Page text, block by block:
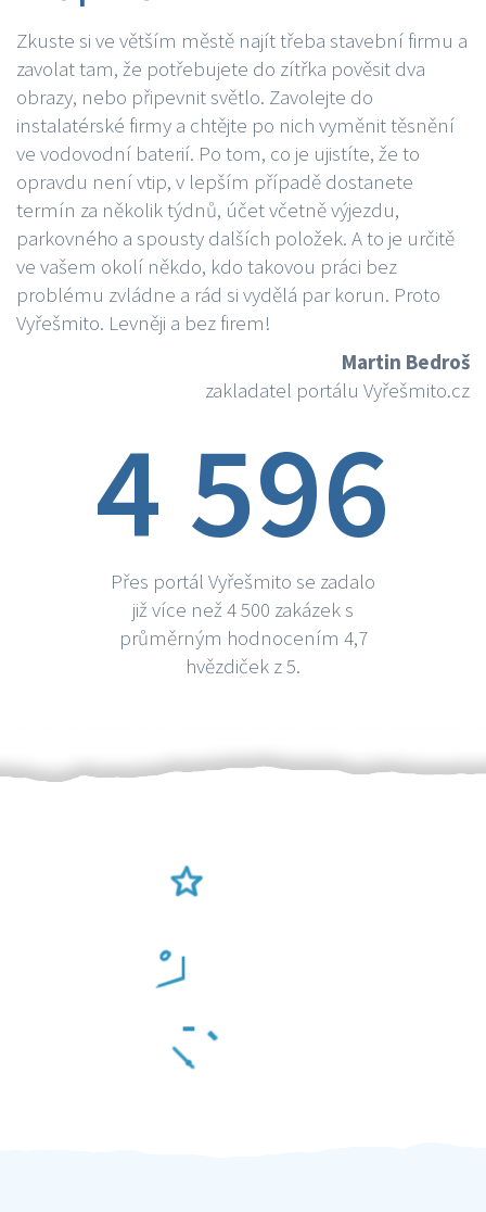
Zkuste si ve větším městě najít třeba stavební firmu a
zavolat tam, že potřebujete do zítřka pověsit dva
obrazy, nebo připevnit světlo. Zavolejte do
instalatérské firmy a chtějte po nich vyměnit těsnění
ve vodovodní baterií. Po tom, co je ujistíte, že to
opravdu není vtip, v lepším případě dostanete
termín za několik týdnů, účet včetně výjezdu,
parkovného a spousty dalších položek. A to je určitě
ve vašem okolí někdo, kdo takovou práci bez
problému zvládne a rád si vydělá par korun. Proto
Vyřešmito. Levněji a bez firem!
Martin Bedroš
zakladatel portálu Vyřešmito.cz
4 596
Přes portál Vyřešmito se zadalo
již více než 4 500 zakázek s
průměrným hodnocením 4,7
hvězdiček z 5.